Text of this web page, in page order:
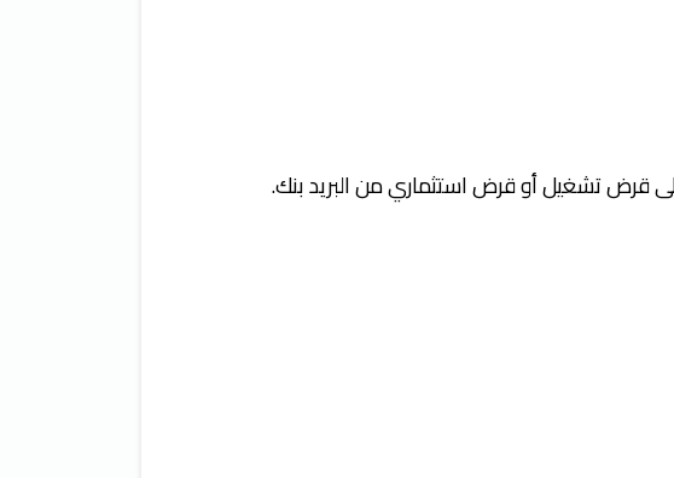
على قرض تشغيل أو قرض استثماري من البريد بنك.